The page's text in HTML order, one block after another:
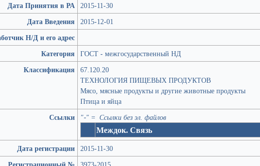
Дата Принятия в РА 2015-11-30
Дата Введения
2015-12-01
Н/Д и его адрес
Категория
ГОСТ - межгосударственный НД
Классификация
67.120.20
ТЕХНОЛОГИЯ ПИЩЕВЫХ ПРОДУКТОВ
Мясо, мясные продукты и другие животные продукты
Птица и яйца
Ссылки
"-" = Ссылки без эл. файлов
Междок. Связь
Дата регистрации 2015-11-30